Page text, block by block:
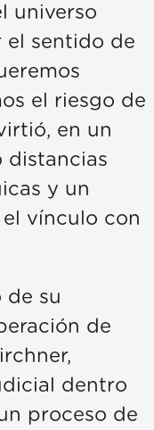
universo
el sentido de
el riesgo de
en un
distancias
y un
vínculo con
de su
de
dentro
proceso de